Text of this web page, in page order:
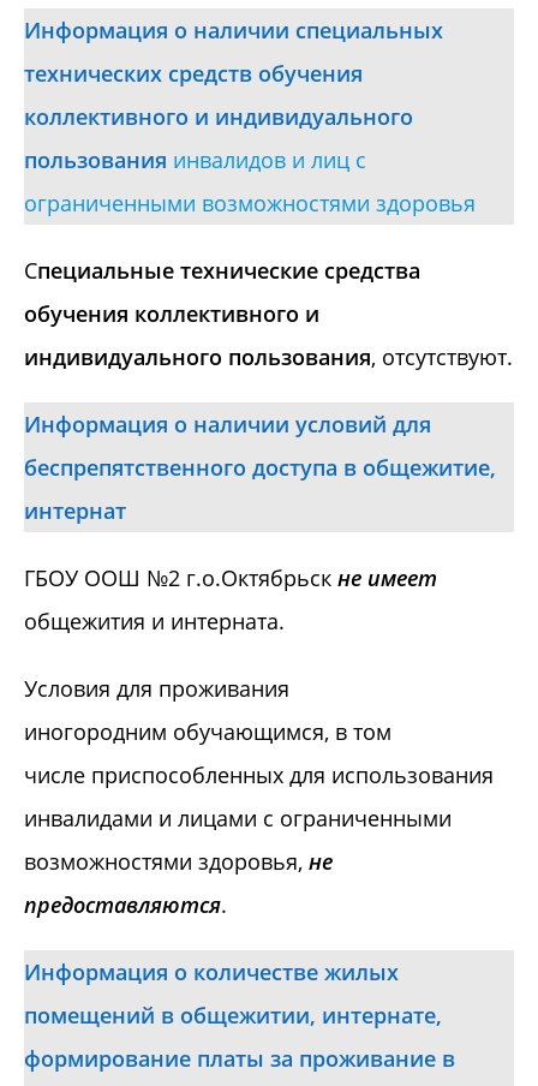
Информация о наличии специальных
технических средств обучения
коллективного и индивидуального
пользования инвалидов и лиц с
ограниченными возможностями здоровья
Специальные технические средства
обучения коллективного и
индивидуального пользования, отсутствуют.
Информация о наличии условий для
беспрепятственного доступа в общежитие,
интернат
ГБОУ ООШ №2 г.о.Октябрьск не имеет
общежития и интерната.
Условия для проживания
иногородним обучающимся, в том
числе приспособленных для использования
инвалидами и лицами с ограниченными
возможностями здоровья, не
предоставляются.
Информация о количестве жилых
помещений в общежитии, интернате,
формирование платы за проживание в